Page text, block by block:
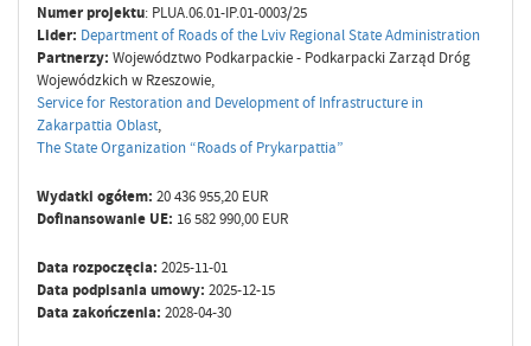
Numer projektu: PLUA.06.01-IP.01-0003/25
Lider: Department of Roads of the Lviv Regional State Administration
Partnerzy: Województwo Podkarpackie - Podkarpacki Zarząd Dróg
Wojewódzkich w Rzeszowie,
Service for Restoration and Development of Infrastructure in
Zakarpattia Oblast,
The State Organization “Roads of Prykarpattia”
Wydatki ogółem: 20 436 955,20 EUR
Dofinansowanie UE: 16 582 990,00 EUR
Data rozpoczęcia: 2025-11-01
Data podpisania umowy: 2025-12-15
Data zakończenia: 2028-04-30